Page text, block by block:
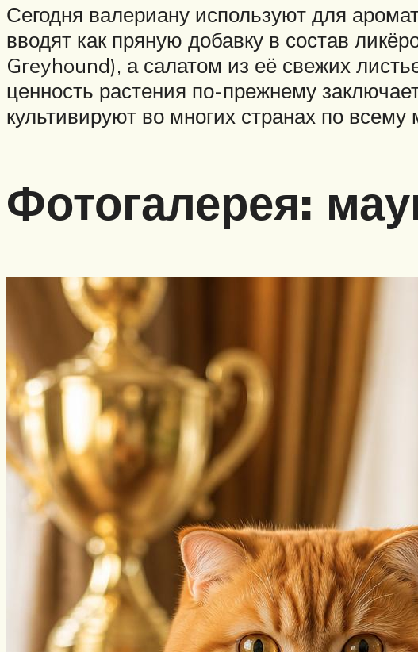
Сегодня валериану используют для
вводят как пряную добавку в состав
Greyhound), а салатом из её свежих
ценность растения по-прежнему
культивируют во многих странах по всему
Фотогалерея: